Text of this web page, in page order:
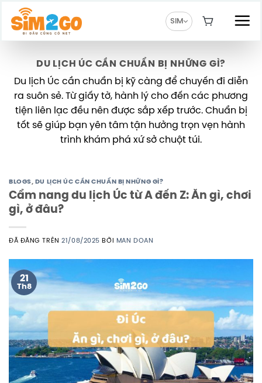
Chuyển
đến
SIM
DU LỊCH ÚC CẦN CHUẨN BỊ NHỮNG GÌ?
Du lịch Úc cần chuẩn bị kỹ càng để chuyến đi diễn
ra suôn sẻ. Từ giấy tờ, hành lý cho đến các phương
tiện liên lạc đều nên được sắp xếp trước. Chuẩn bị
tốt sẽ giúp bạn yên tâm tận hưởng trọn vẹn hành
trình khám phá xứ sở chuột túi.
BLOGS, DU LỊCH ÚC CẦN CHUẨN BỊ NHỮNG GÌ?
Cẩm nang du lịch Úc từ A đến Z: Ăn gì, chơi
gì, ở đâu?
ĐÃ ĐĂNG TRÊN21/08/2025 BỞI MAN DOAN
21
Th8